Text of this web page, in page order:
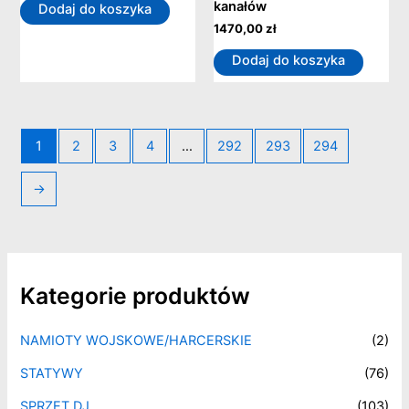
Kategorie produktów
NAMIOTY WOJSKOWE/HARCERSKIE
(2)
STATYWY
(76)
Dodaj do koszyka kanałów
1470,00zł
Dodaj do koszyka
1 2 3 4 … 292 293 294
→